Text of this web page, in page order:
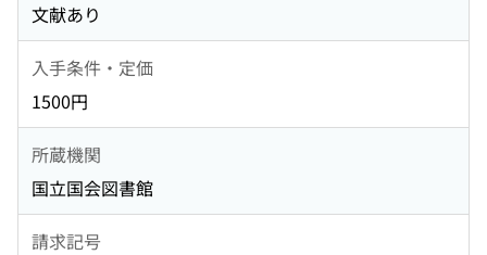
文献あり
入手条件・定価
1500円
所蔵機関
国立国会図書館
請求記号